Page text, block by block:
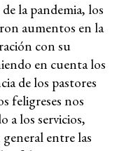
la pandemia, los
aumentos en la
con su
en cuenta los
de los pastores
feligreses nos
a los servicios,
entre las